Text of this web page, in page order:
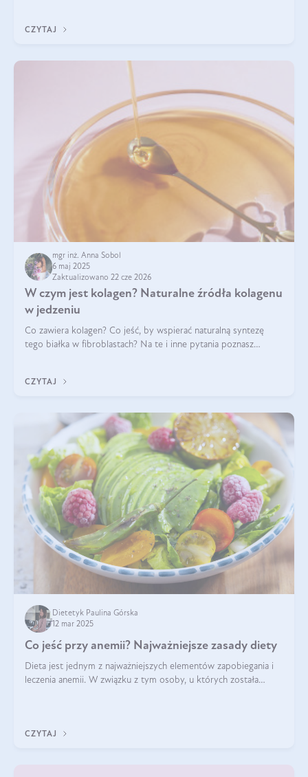
CZYTAJ
mgr inż. Anna Sobol
6 maj 2025
Zaktualizowano 22 cze 2026
W czym jest kolagen? Naturalne źródła kolagenu
w jedzeniu
Co zawiera kolagen? Co jeść, by wspierać naturalną syntezę
tego białka w fibroblastach? Na te i inne pytania poznasz
CZYTAJ
Dietetyk Paulina Górska
12 mar 2025
Co jeść przy anemii? Najważniejsze zasady diety
Dieta jest jednym z najważniejszych elementów zapobiegania i
leczenia anemii. W związku z tym osoby, u których została
CZYTAJ